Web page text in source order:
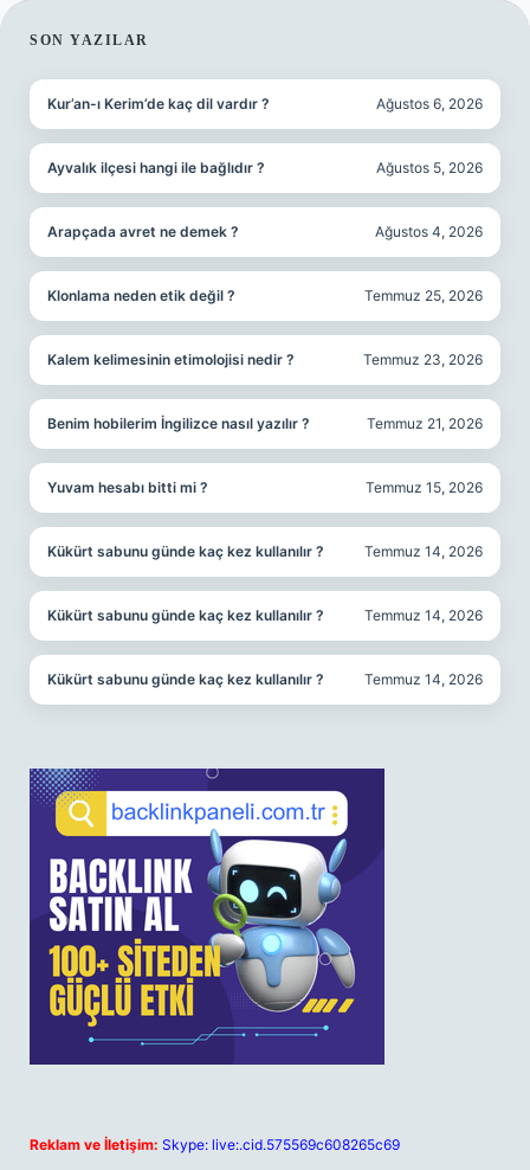
SIDEBAR
SON YAZILAR
Kur’an-ı Kerim’de kaç dil vardır ? Ağustos 6, 2026
Ayvalık ilçesi hangi ile bağlıdır ? Ağustos 5, 2026
Arapçada avret ne demek ? Ağustos 4, 2026
Klonlama neden etik değil ? Temmuz 25, 2026
Kalem kelimesinin etimolojisi nedir ? Temmuz 23, 2026
Benim hobilerim İngilizce nasıl yazılır ? Temmuz 21, 2026
Yuvam hesabı bitti mi ? Temmuz 15, 2026
Kükürt sabunu günde kaç kez kullanılır ? Temmuz 14, 2026
Kükürt sabunu günde kaç kez kullanılır ? Temmuz 14, 2026
Kükürt sabunu günde kaç kez kullanılır ? Temmuz 14, 2026
Reklam ve İletişim: Skype: live:.cid.575569c608265c69